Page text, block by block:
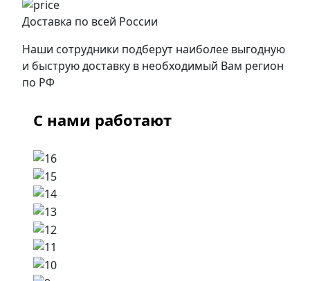
Доставка по всей России
Наши сотрудники подберут наиболее выгодную
и быструю доставку в необходимый Вам регион
по РФ
С нами работают